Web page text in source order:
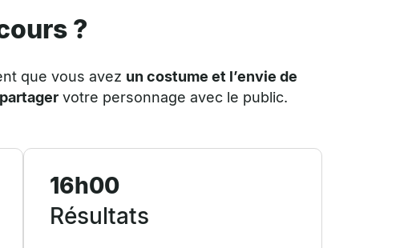
?
que vous avez un costume et l’envie de
votre personnage avec le public.
16h00
Résultats